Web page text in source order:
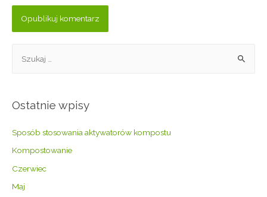
Ostatnie wpisy
Sposób stosowania aktywatorów kompostu
Kompostowanie
Czerwiec
Maj